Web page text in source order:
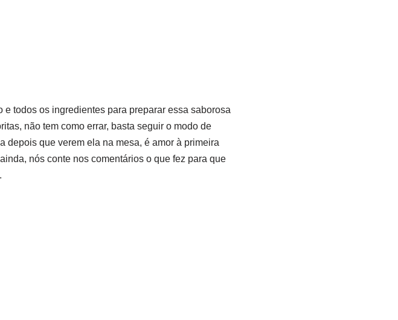
todos os ingredientes para preparar essa saborosa
não tem como errar, basta seguir o modo de
depois que verem ela na mesa, é amor à primeira
nós conte nos comentários o que fez para que